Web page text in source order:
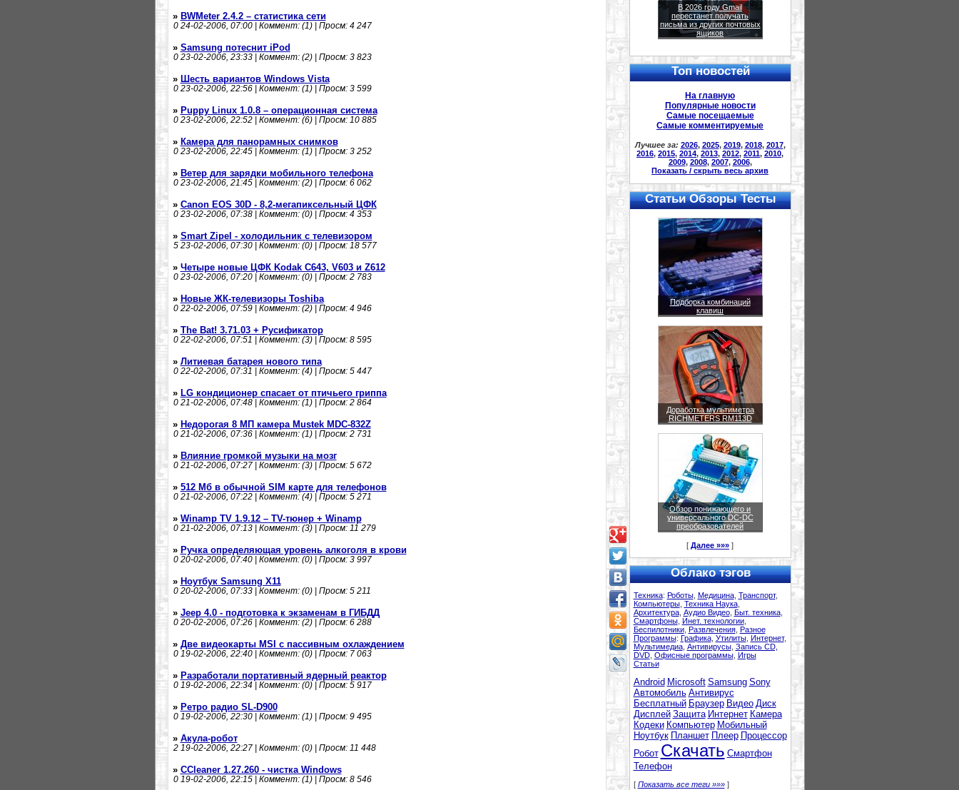
» BWMeter 2.4.2 – статистика сети
024-02-2006, 07:00 | Коммент: (1) | Просм: 4 247
» Samsung потеснит iPod
023-02-2006, 23:33 | Коммент: (2) | Просм: 3 823
» Шесть вариантов Windows Vista
023-02-2006, 22:56 | Коммент: (1) | Просм: 3 599
» Puppy Linux 1.0.8 – операционная система
023-02-2006, 22:52 | Коммент: (6) | Просм: 10 885
» Камера для панорамных снимков
023-02-2006, 22:45 | Коммент: (1) | Просм: 3 252
» Ветер для зарядки мобильного телефона
023-02-2006, 21:45 | Коммент: (2) | Просм: 6 062
» Canon EOS 30D - 8,2-мегапиксельный ЦФК
023-02-2006, 07:38 | Коммент: (0) | Просм: 4 353
» Smart Zipel - холодильник с телевизором
523-02-2006, 07:30 | Коммент: (0) | Просм: 18 577
» Четыре новые ЦФК Kodak C643, V603 и Z612
023-02-2006, 07:20 | Коммент: (0) | Просм: 2 783
» Новые ЖК-телевизоры Toshiba
022-02-2006, 07:59 | Коммент: (2) | Просм: 4 946
» The Bat! 3.71.03 + Русификатор
022-02-2006, 07:51 | Коммент: (3) | Просм: 8 595
» Литиевая батарея нового типа
022-02-2006, 07:31 | Коммент: (4) | Просм: 5 447
» LG кондиционер спасает от птичьего гриппа
021-02-2006, 07:48 | Коммент: (1) | Просм: 2 864
» Недорогая 8 МП камера Mustek MDC-832Z
021-02-2006, 07:36 | Коммент: (1) | Просм: 2 731
» Влияние громкой музыки на мозг
021-02-2006, 07:27 | Коммент: (3) | Просм: 5 672
» 512 Мб в обычной SIM карте для телефонов
021-02-2006, 07:22 | Коммент: (4) | Просм: 5 271
» Winamp TV 1.9.12 – TV-тюнер + Winamp
021-02-2006, 07:13 | Коммент: (3) | Просм: 11 279
» Ручка определяющая уровень алкоголя в крови
020-02-2006, 07:40 | Коммент: (0) | Просм: 3 997
» Ноутбук Samsung X11
020-02-2006, 07:33 | Коммент: (0) | Просм: 5 211
» Jeep 4.0 - подготовка к экзаменам в ГИБДД
020-02-2006, 07:26 | Коммент: (2) | Просм: 6 288
» Две видеокарты MSI с пассивным охлаждением
019-02-2006, 22:40 | Коммент: (0) | Просм: 7 063
» Разработали портативный ядерный реактор
019-02-2006, 22:34 | Коммент: (0) | Просм: 5 917
» Ретро радио SL-D900
019-02-2006, 22:30 | Коммент: (1) | Просм: 9 495
» Акула-робот
219-02-2006, 22:27 | Коммент: (0) | Просм: 11 448
» CCleaner 1.27.260 - чистка Windows
019-02-2006, 22:15 | Коммент: (1) | Просм: 8 546
В 2026 году Gmail
перестанет получать
письма из других почтовых
ящиков
Топ новостей
На главную
Популярные новости
Самые посещаемые
Самые комментируемые
Лучшее за: 2026, 2025, 2019, 2018, 2017,
2016, 2015, 2014, 2013, 2012, 2011, 2010,
2009, 2008, 2007, 2006,
Показать / скрыть весь архив
Статьи Обзоры Тесты
Подборка комбинаций
клавиш
Доработка мультиметра
RICHMETERS RM113D
Обзор понижающего и
универсального DC-DC
преобразователей
[ Далее »»» ]
Облако тэгов
Техника: Роботы, Медицина, Транспорт,
Компьютеры, Техника Наука,
Архитектура, Аудио Видео, Быт. техника,
Смартфоны, Инет. технологии,
Беспилотники, Развлечения, Разное
Программы: Графика, Утилиты, Интернет,
Мультимедиа, Антивирусы, Запись CD,
DVD, Офисные программы, Игры
Статьи
Android Microsoft Samsung Sony
Автомобиль Антивирус
Бесплатный Браузер Видео Диск
Дисплей Защита Интернет Камера
Кодеки Компьютер Мобильный
Ноутбук Планшет Плеер Процессор
Робот Скачать Смартфон
Телефон
[ Показать все теги »»»]